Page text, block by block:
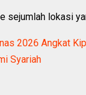
sejumlah lokasi
2026 Angkat
Syariah